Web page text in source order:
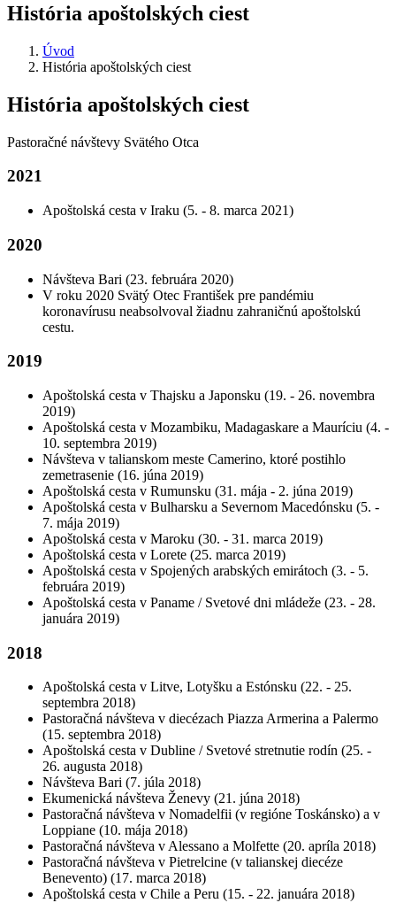
História apoštolských ciest
Úvod
História apoštolských ciest
História apoštolských ciest
Pastoračné návštevy Svätého Otca
2021
Apoštolská cesta v Iraku (5. - 8. marca 2021)
2020
Návšteva Bari (23. februára 2020)
V roku 2020 Svätý Otec František pre pandémiu
koronavírusu neabsolvoval žiadnu zahraničnú apoštolskú
cestu.
2019
Apoštolská cesta v Thajsku a Japonsku (19. - 26. novembra
2019)
Apoštolská cesta v Mozambiku, Madagaskare a Mauríciu (4. -
10. septembra 2019)
Návšteva v talianskom meste Camerino, ktoré postihlo
zemetrasenie (16. júna 2019)
Apoštolská cesta v Rumunsku (31. mája - 2. júna 2019)
Apoštolská cesta v Bulharsku a Severnom Macedónsku (5. -
7. mája 2019)
Apoštolská cesta v Maroku (30. - 31. marca 2019)
Apoštolská cesta v Lorete (25. marca 2019)
Apoštolská cesta v Spojených arabských emirátoch (3. - 5.
februára 2019)
Apoštolská cesta v Paname / Svetové dni mládeže (23. - 28.
januára 2019)
2018
Apoštolská cesta v Litve, Lotyšku a Estónsku (22. - 25.
septembra 2018)
Pastoračná návšteva v diecézach Piazza Armerina a Palermo
(15. septembra 2018)
Apoštolská cesta v Dubline / Svetové stretnutie rodín (25. -
26. augusta 2018)
Návšteva Bari (7. júla 2018)
Ekumenická návšteva Ženevy (21. júna 2018)
Pastoračná návšteva v Nomadelfii (v regióne Toskánsko) a v
Loppiane (10. mája 2018)
Pastoračná návšteva v Alessano a Molfette (20. apríla 2018)
Pastoračná návšteva v Pietrelcine (v talianskej diecéze
Benevento) (17. marca 2018)
Apoštolská cesta v Chile a Peru (15. - 22. januára 2018)